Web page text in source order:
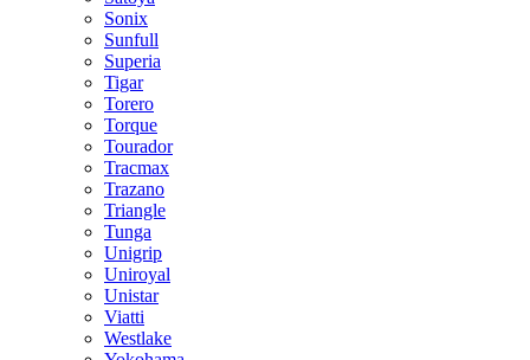
Sonix
Sunfull
Superia
Tigar
Torero
Torque
Tourador
Tracmax
Trazano
Triangle
Tunga
Unigrip
Uniroyal
Unistar
Viatti
Westlake